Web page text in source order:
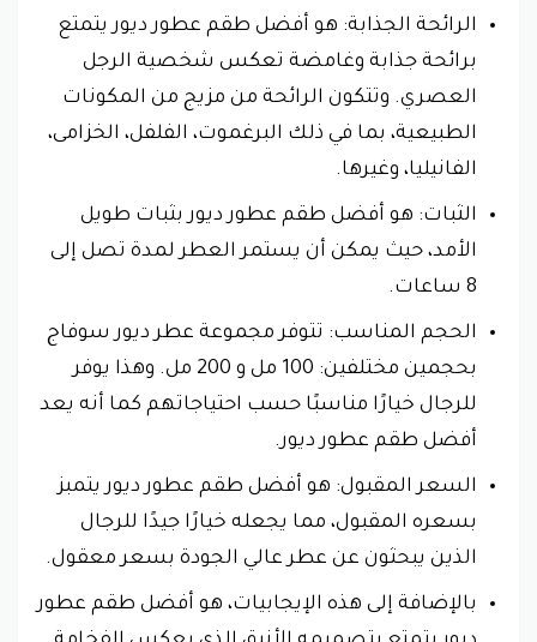
الرائحة الجذابة: هو أفضل طقم عطور ديور يتمتع
برائحة جذابة وغامضة تعكس شخصية الرجل
العصري. وتتكون الرائحة من مزيج من المكونات
الطبيعية، بما في ذلك البرغموت، الفلفل، الخزامى،
الفانيليا، وغيرها.
الثبات: هو أفضل طقم عطور ديور بثبات طويل
الأمد، حيث يمكن أن يستمر العطر لمدة تصل إلى
8 ساعات.
الحجم المناسب: تتوفر مجموعة عطر ديور سوفاج
بحجمين مختلفين: 100 مل و 200 مل. وهذا يوفر
للرجال خيارًا مناسبًا حسب احتياجاتهم كما أنه يعد
أفضل طقم عطور ديور.
السعر المقبول: هو أفضل طقم عطور ديور يتمبز
بسعره المقبول، مما يجعله خيارًا جيدًا للرجال
الذين يبحثون عن عطر عالي الجودة بسعر معقول.
بالإضافة إلى هذه الإيجابيات، هو أفضل طقم عطور